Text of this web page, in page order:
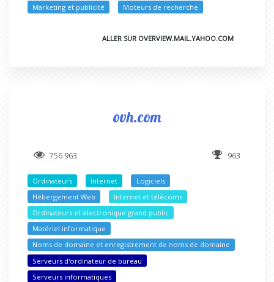
Marketing et publicité
Moteurs de recherche
ALLER SUR OVERVIEW.MAIL.YAHOO.COM
ovh.com
756 963 963
Ordinateurs Internet
Logiciels
Hébergement Web
Internet et télécoms
Ordinateurs et électronique grand public
Matériel informatique
Noms de domaine et enregistrement de noms de domaine
Serveurs d'ordinateur de bureau
Serveurs informatiques